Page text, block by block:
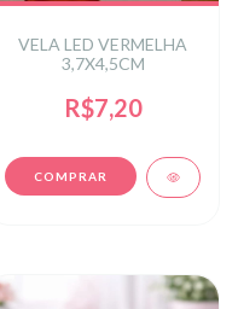
VELA LED VERMELHA
3,7X4,5CM
R$7,20